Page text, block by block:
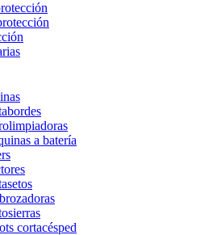
a batería
cortacésped